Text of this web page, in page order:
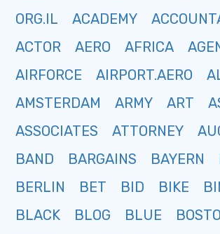
ORG.IL
ACADEMY
ACTOR
AERO AFRICA
AIRFORCE
AIRPORT.AERO
AMSTERDAM
ARMY ART
ASSOCIATES
ATTORNEY
BAND
BARGAINS BAYERN
BERLIN
BET BID BIKE
BLACK
BLOG BLUE